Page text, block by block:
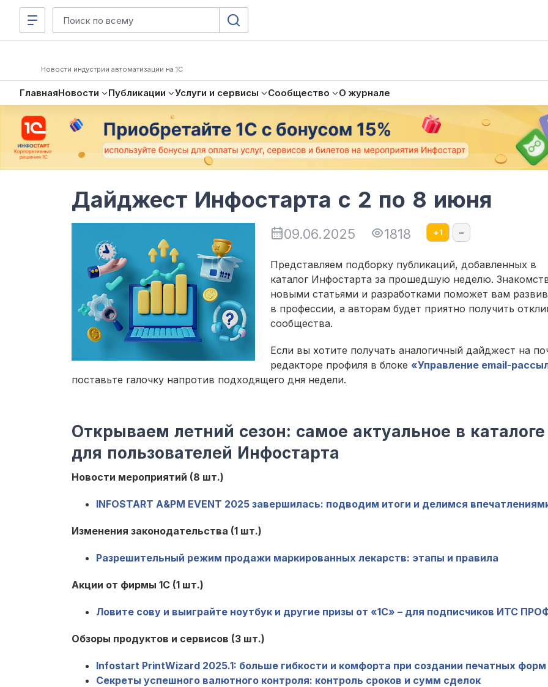
Новости индустрии автоматизации на 1С
ГлавнаяНовости Публикации Услуги и сервисы Сообщество О журнале
Дайджест Инфостарта с 2 по 8 июня
09.06.2025 1818 +1 –
Представляем подборку публикаций, добавленных в
каталог Инфостарта за прошедшую неделю.
новыми статьями и разработками поможет вам
в профессии, а авторам будет приятно получить
сообщества.
Если вы хотите получать аналогичный дайджест на
редакторе профиля в блоке «Управление email-
поставьте галочку напротив подходящего дня недели.
Открываем летний сезон: самое актуальное в каталоге
для пользователей Инфостарта
Новости мероприятий (8 шт.)
INFOSTART A&PM EVENT 2025 завершилась: подводим итоги и делимся
Изменения законодательства (1 шт.)
Разрешительный режим продажи маркированных лекарств: этапы и правила
Акции от фирмы 1С (1 шт.)
Ловите сову и выиграйте ноутбук и другие призы от «1С» – для подписчиков ИТС
Обзоры продуктов и сервисов (3 шт.)
Infostart PrintWizard 2025.1: больше гибкости и комфорта при создании печатных форм
Секреты успешного валютного контроля: контроль сроков и сумм сделок